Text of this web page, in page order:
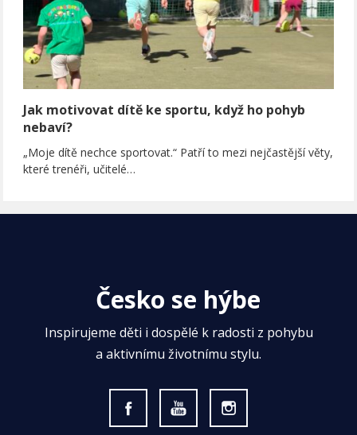
Jak motivovat dítě ke sportu, když ho pohyb
nebaví?
„Moje dítě nechce sportovat.“ Patří to mezi nejčastější věty,
které trenéři, učitelé…
Česko se hýbe
Inspirujeme děti i dospělé k radosti z pohybu
a aktivnímu životnímu stylu.